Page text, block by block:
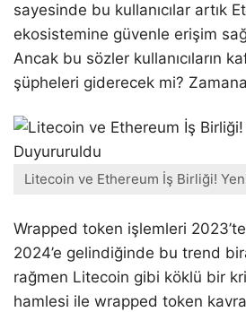
sayesinde bu kullanıcılar artık
ekosistemine güvenle erişim
Ancak bu sözler kullanıcıların
şüpheleri giderecek mi?
Litecoin ve Ethereum İş Birliği!
Wrapped token işlemleri
2024’e gelindiğinde bu trend
rağmen Litecoin gibi köklü bir
hamlesi ile wrapped token